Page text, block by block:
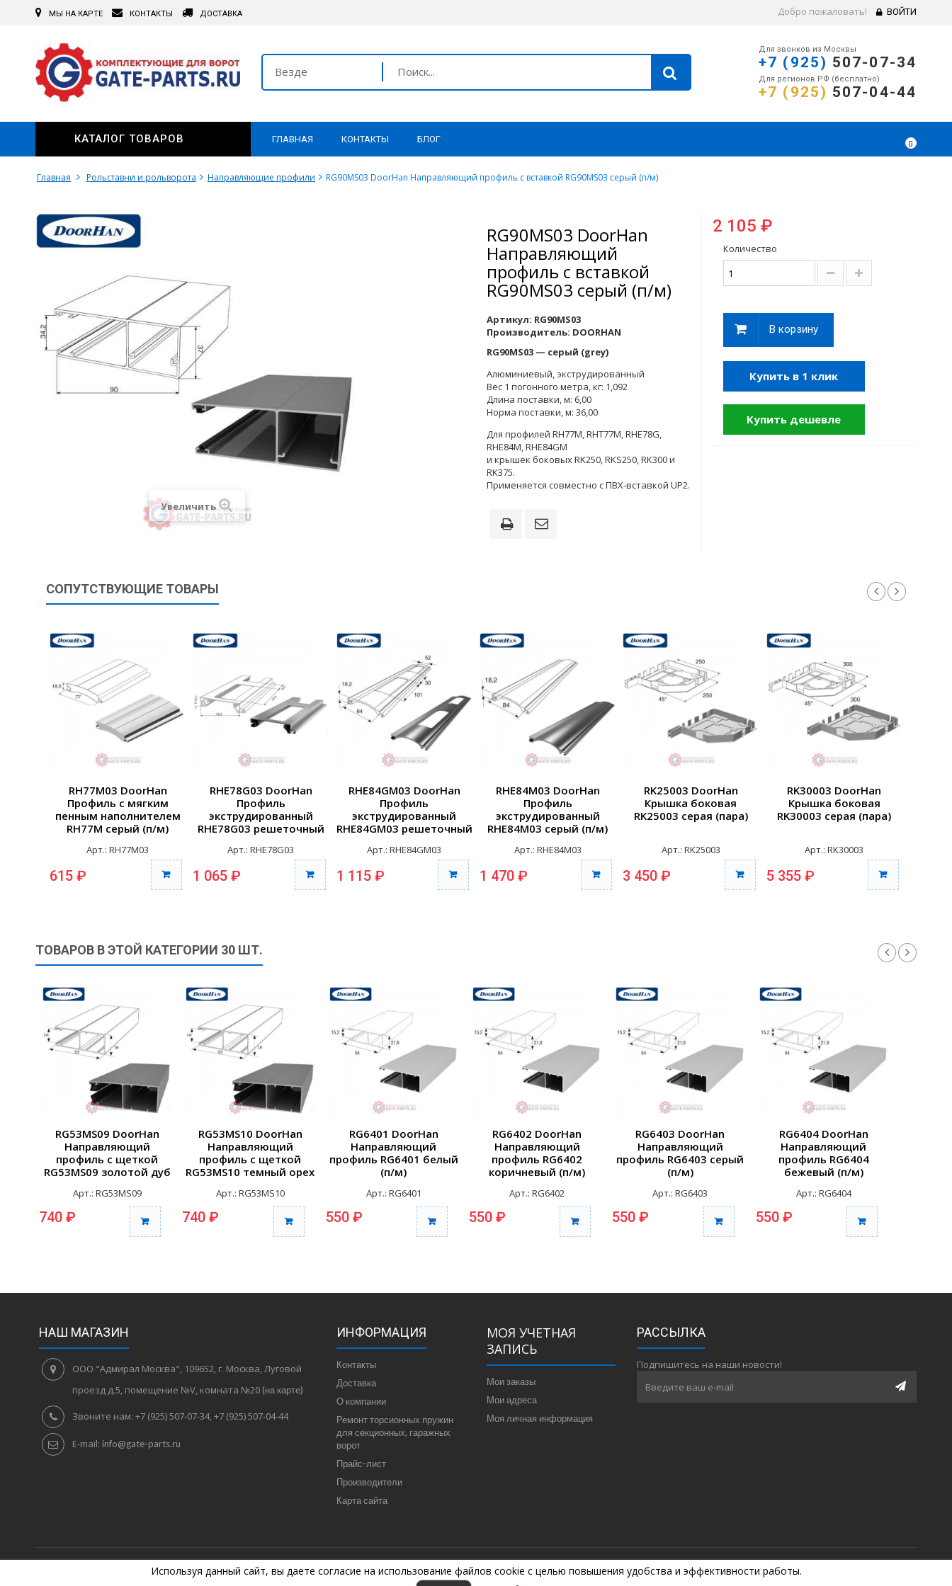
Используя данный сайт, вы даете согласие на использование файлов cookie с целью повышения удобства и эффективности работы.
Добро пожаловать! ВОЙТИ
МЫ НА КАРТЕ КОНТАКТЫ ДОСТАВКА
Везде
Для звонков из Москвы
+7 (925) 507-07-34
Для регионов РФ (бесплатно)
+7 (925) 507-04-44
0
ГЛАВНАЯ КОНТАКТЫ БЛОГ
КАТАЛОГ ТОВАРОВ
Главная Рольставни и рольворота Направляющие профили RG90MS03 DoorHan Направляющий профиль с вставкой RG90MS03 серый (п/м)
Увеличить
RG90MS03 DoorHan
Направляющий
профиль с вставкой
RG90MS03 серый (п/м)
Артикул: RG90MS03
Производитель: DOORHAN
RG90МS03 — серый (grey)
Алюминиевый, экструдированный
Вес 1 погонного метра, кг: 1,092
Длина поставки, м: 6,00
Норма поставки, м: 36,00
Для профилей RH77M, RHT77M, RHE78G,
RHE84M, RHE84GM
и крышек боковых RK250, RKS250, RK300 и
RK375.
Применяется совместно с ПВХ-вставкой UP2.
2 105 ₽
Количество
В корзину
Купить в 1 клик
Купить дешевле
СОПУТСТВУЮЩИЕ ТОВАРЫ
RH77M03 DoorHan
Профиль с мягким
пенным наполнителем
RH77M серый (п/м)
Арт.: RH77M03
615 ₽
RHE78G03 DoorHan
Профиль
экструдированный
RHE78G03 решеточный
Арт.: RHE78G03
1 065 ₽
RHE84GM03 DoorHan
Профиль
экструдированный
RHE84GM03 решеточный
Арт.: RHE84GM03
1 115 ₽
RHE84M03 DoorHan
Профиль
экструдированный
RHE84M03 серый (п/м)
Арт.: RHE84M03
1 470 ₽
RK25003 DoorHan
Крышка боковая
RK25003 серая (пара)
Арт.: RK25003
3 450 ₽
RK30003 DoorHan
Крышка боковая
RK30003 серая (пара)
Арт.: RK30003
5 355 ₽
ТОВАРОВ В ЭТОЙ КАТЕГОРИИ 30 ШТ.
RG53MS09 DoorHan
Направляющий
профиль с щеткой
RG53MS09 золотой дуб
Арт.: RG53MS09
740 ₽
RG53MS10 DoorHan
Направляющий
профиль с щеткой
RG53MS10 темный орех
Арт.: RG53MS10
740 ₽
RG6401 DoorHan
Направляющий
профиль RG6401 белый
(п/м)
Арт.: RG6401
550 ₽
RG6402 DoorHan
Направляющий
профиль RG6402
коричневый (п/м)
Арт.: RG6402
550 ₽
RG6403 DoorHan
Направляющий
профиль RG6403 серый
(п/м)
Арт.: RG6403
550 ₽
RG6404 DoorHan
Направляющий
профиль RG6404
бежевый (п/м)
Арт.: RG6404
550 ₽
НАШ МАГАЗИН
ООО "Адмирал Москва", 109652, г. Москва, Луговой
проезд д.5, помещение №V, комната №20 (на карте)
Звоните нам: +7 (925) 507-07-34, +7 (925) 507-04-44
E-mail: info@gate-parts.ru
ИНФОРМАЦИЯ
Контакты
Доставка
О компании
Ремонт торсионных пружин
для секционных, гаражных
ворот
Прайс-лист
Производители
Карта сайта
МОЯ УЧЕТНАЯ
ЗАПИСЬ
Мои заказы
Мои адреса
Моя личная информация
РАССЫЛКА
Подпишитесь на наши новости!
Комплектующие для ворот. +7 (925) 507-07-34, +7 (925) 507-04-44